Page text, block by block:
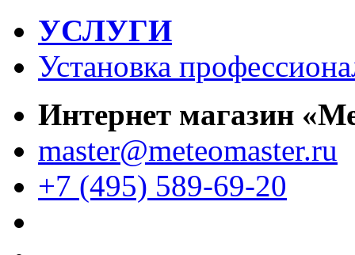
УСЛУГИ
Установка
Интернет магазин
master@meteomaster.ru
+7 (495) 589-69-20